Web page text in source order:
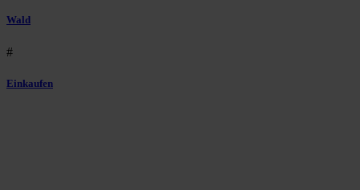
Wald
#
Einkaufen